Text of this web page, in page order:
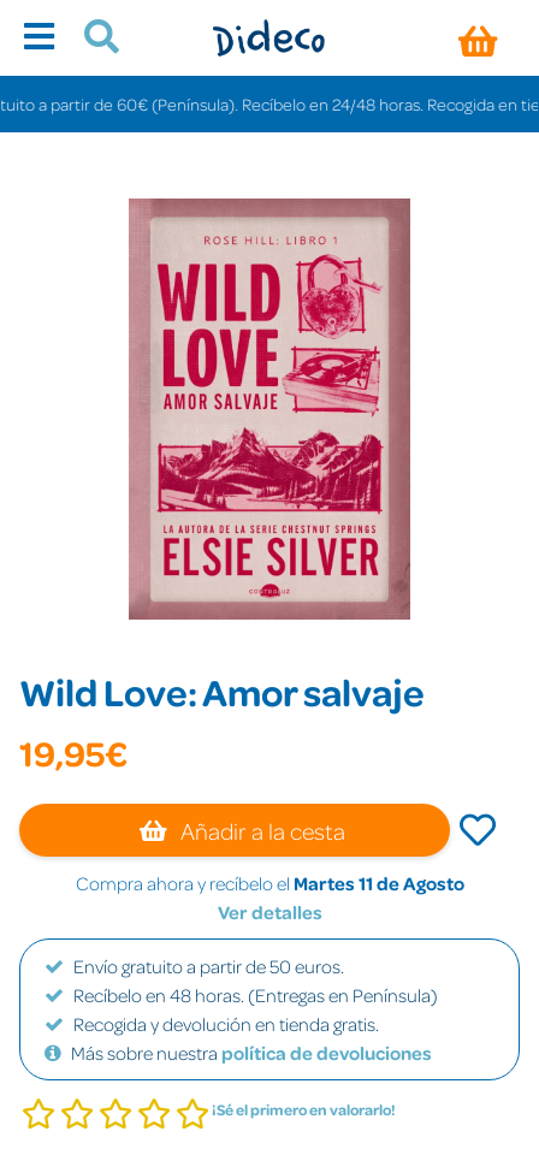
partir de 60€ (Península). Recíbelo en 24/48 horas. Recogida en
Wild Love: Amor salvaje
19,95€
Añadir a la cesta
Compra ahora y recíbelo el Martes 11 de Agosto
Ver detalles
Envío gratuito a partir de 50 euros.
Recíbelo en 48 horas. (Entregas en Península)
Recogida y devolución en tienda gratis.
Más sobre nuestra política de devoluciones
¡Sé el primero en valorarlo!